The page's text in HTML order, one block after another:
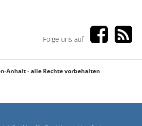
Folge uns auf
Anhalt - alle Rechte vorbehalten